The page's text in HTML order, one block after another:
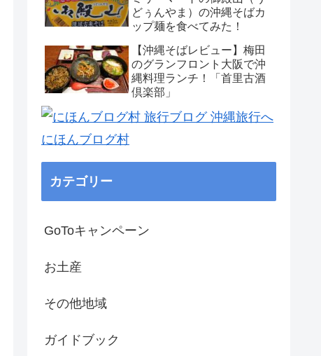
どぅんやま）の沖縄そばカ
ップ麺を食べてみた！
【沖縄そばレビュー】梅田
のグランフロント大阪で沖
縄料理ランチ！「首里古酒
倶楽部」
にほんブログ村
カテゴリー
GoToキャンペーン
お土産
その他地域
ガイドブック